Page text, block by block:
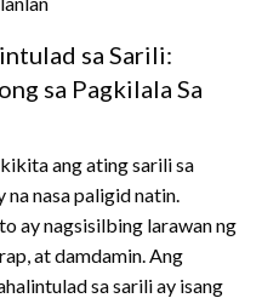
sa Sarili:
sa Pagkilala Sa
ang ating sarili sa
nasa paligid natin.
ay nagsisilbing larawan ng
at damdamin. Ang
sa sarili ay isang